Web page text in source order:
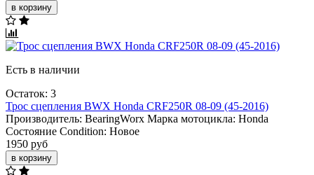
в корзину
Есть в наличии
Остаток: 3
Трос сцепления BWX Honda CRF250R 08-09 (45-2016)
Производитель: BearingWorx Марка мотоцикла: Honda
Состояние Condition: Новое
1950 руб
в корзину